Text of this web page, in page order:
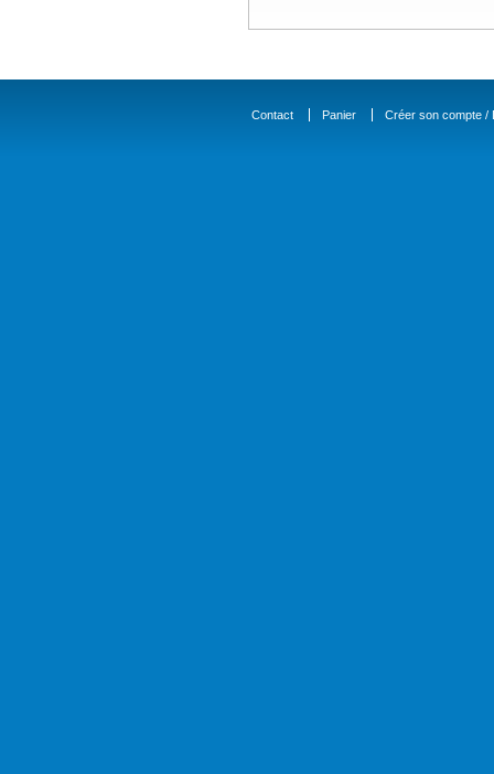
Contact Panier Créer son compte /